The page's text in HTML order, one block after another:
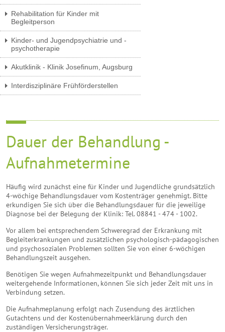
Rehabilitation für Kinder mit
Begleitperson
Kinder- und Jugendpsychiatrie und -
psychotherapie
Akutklinik - Klinik Josefinum, Augsburg
Interdisziplinäre Frühförderstellen
Dauer der Behandlung -
Aufnahmetermine
Häufig wird zunächst eine für Kinder und Jugendliche grundsätzlich
4-wöchige Behandlungsdauer vom Kostenträger genehmigt. Bitte
erkundigen Sie sich über die Behandlungsdauer für die jeweilige
Diagnose bei der Belegung der Klinik: Tel. 08841 - 474 - 1002.
Vor allem bei entsprechendem Schweregrad der Erkrankung mit
Begleiterkrankungen und zusätzlichen psychologisch-pädagogischen
und psychosozialen Problemen sollten Sie von einer 6-wöchigen
Behandlungszeit ausgehen.
Benötigen Sie wegen Aufnahmezeitpunkt und Behandlungsdauer
weitergehende Informationen, können Sie sich jeder Zeit mit uns in
Verbindung setzen.
Die Aufnahmeplanung erfolgt nach Zusendung des ärztlichen
Gutachtens und der Kostenübernahmeerklärung durch den
zuständigen Versicherungsträger.